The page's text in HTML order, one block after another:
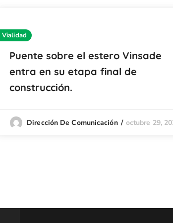
Vialidad
Puente sobre el estero Vinsade
entra en su etapa final de
construcción.
Dirección De Comunicación octubre 29,